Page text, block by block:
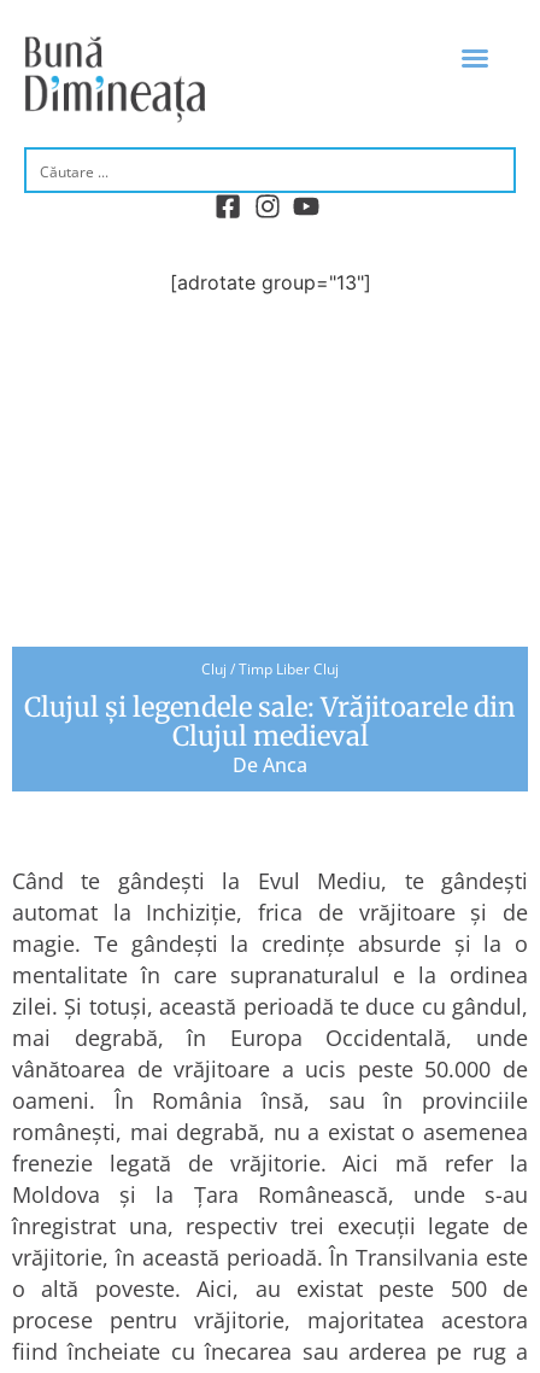
[adrotate group="13"]
Cluj /Timp Liber Cluj
Clujul și legendele sale: Vrăjitoarele din
Clujul medieval
DeAnca
Când te gândești la Evul Mediu, te gândești
automat la Inchiziție, frica de vrăjitoare și de
magie. Te gândești la credințe absurde și la o
mentalitate în care supranaturalul e la ordinea
zilei. Și totuși, această perioadă te duce cu gândul,
mai degrabă, în Europa Occidentală, unde
vânătoarea de vrăjitoare a ucis peste 50.000 de
oameni. În România însă, sau în provinciile
românești, mai degrabă, nu a existat o asemenea
frenezie legată de vrăjitorie. Aici mă refer la
Moldova și la Țara Românească, unde s-au
înregistrat una, respectiv trei execuții legate de
vrăjitorie, în această perioadă. În Transilvania este
o altă poveste. Aici, au existat peste 500 de
procese pentru vrăjitorie, majoritatea acestora
fiind încheiate cu înecarea sau arderea pe rug a